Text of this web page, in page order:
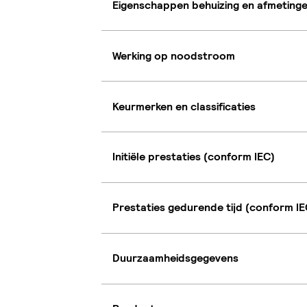
Eigenschappen behuizing en
Werking op noodstroom
Keurmerken en classificaties
Initiële prestaties (conform IEC)
Prestaties gedurende tijd (conform
Duurzaamheidsgegevens